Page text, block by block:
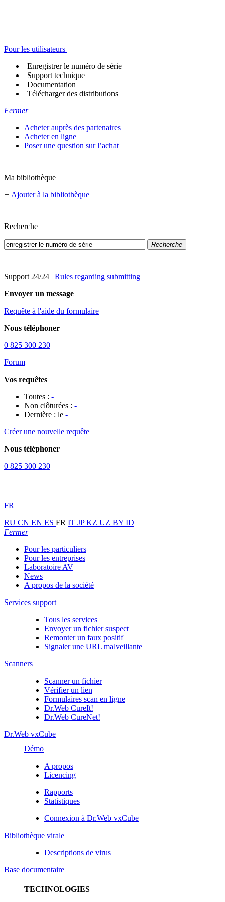
Pour les utilisateurs
Enregistrer le numéro de série
Support technique
Documentation
Télécharger des distributions
Fermer
Acheter auprès des partenaires
Acheter en ligne
Poser une question sur l’achat
Ma bibliothèque
+ Ajouter à la bibliothèque
Recherche
Recherche
Support 24/24 | Rules regarding submitting
Envoyer un message
Requête à l'aide du formulaire
Nous téléphoner
0 825 300 230
Forum
Vos requêtes
Toutes : -
Non clôturées : -
Dernière : le -
Créer une nouvelle requête
Nous téléphoner
0 825 300 230
FR
RU CN EN ES FR IT JPKZ UZ BY ID
Fermer
Pour les particuliers
Pour les entreprises
Laboratoire AV
News
A propos de la société
Services support
Tous les services
Envoyer un fichier suspect
Remonter un faux positif
Signaler une URL malveillante
Scanners
Scanner un fichier
Vérifier un lien
Formulaires scan en ligne
Dr.Web CureIt!
Dr.Web CureNet!
Dr.Web vxCube
Démo
A propos
Licencing
Rapports
Statistiques
Connexion à Dr.Web vxCube
Bibliothèque virale
Descriptions de virus
Base documentaire
TECHNOLOGIES